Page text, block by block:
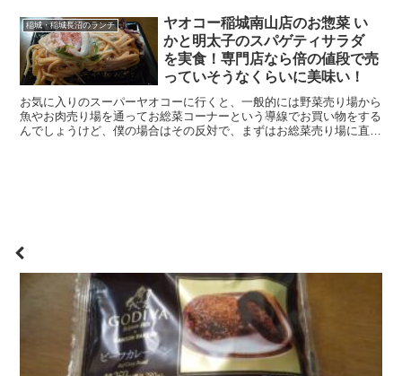
稲城・稲城長沼のランチ
ヤオコー稲城南山店のお惣菜 い
かと明太子のスパゲティサラダ
を実食！専門店なら倍の値段で売
っていそうなくらいに美味い！
お気に入りのスーパーヤオコーに行くと、一般的には野菜売り場から
魚やお肉売り場を通ってお総菜コーナーという導線でお買い物をする
んでしょうけど、僕の場合はその反対で、まずはお総菜売り場に直